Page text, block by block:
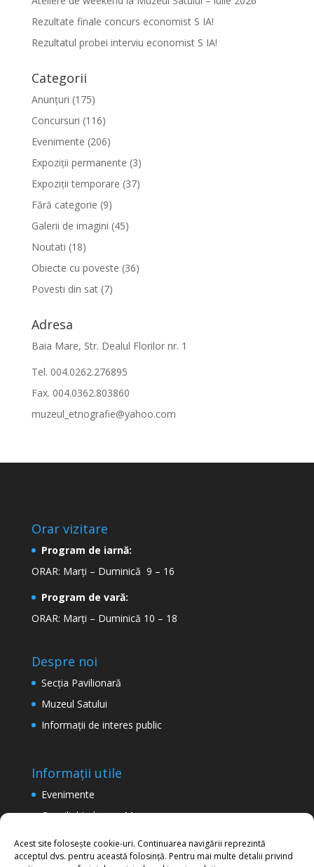
Acest site folosește cookie-uri. Continuarea navigării reprezintă
acceptul dvs. pentru această folosință. Pentru mai multe detalii privind
Rezultate finale concurs economist S IA!
Rezultatul probei interviu economist S IA!
Categorii
Anunțuri (175)
Concursuri (116)
Evenimente (206)
Expoziții permanente (3)
Expoziții temporare (37)
Fără categorie (9)
Galerii de imagini (45)
Noutati (18)
Obiecte cu poveste (36)
Povesti din sat(7)
Adresa
Baia Mare, Str. Dealul Florilor nr. 1
Tel. 004.0262.276895
Fax. 004.0362.803860
muzeul_etnografie@yahoo.com
Orar vizitare
Program de iarnă:
ORAR: Marți – Duminică 9 – 16
Program de vară:
ORAR: Marți – Duminică 10 – 18
Despre noi
Secţia Pavilionară
Muzeul Satului
Informaţii de interes public
Informații utile
Evenimente
Consiliul Județean Maramureș
Termeni şi condiţii de utilizare a site-ului
Politica de confidențialitate